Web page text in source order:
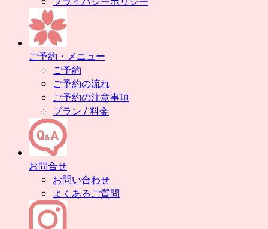
ご予約・メニュー
ご予約
ご予約の流れ
ご予約の注意事項
プラン / 料金
お問合せ
お問い合わせ
よくあるご質問